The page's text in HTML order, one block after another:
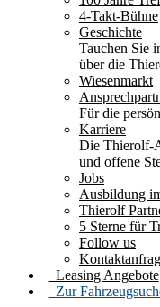
4-Takt-Bühne
Geschichte
Tauchen Sie
über die
Wiesenmarkt
Für die
Karriere
Die Thierolf-
und offene
Jobs
Ausbildung
Thierolf
5 Sterne für
Follow us
Leasing Angebote
Zur